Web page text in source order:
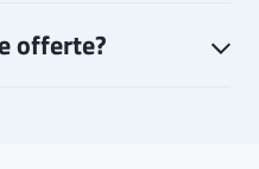
offerte?